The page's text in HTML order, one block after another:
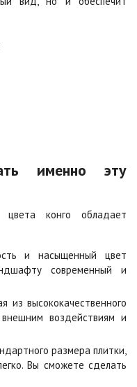
Неаполь
Цена по запросу
Серая
Цена по запросу
именно эту
цвета конго обладает
и насыщенный цвет
современный и
из высококачественного
воздействиям и
размера плитки,
Вы сможете сделать